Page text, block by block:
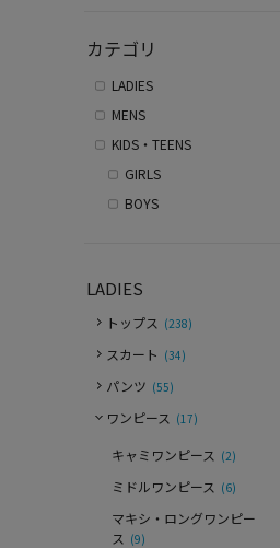
カテゴリ
LADIES
MENS
KIDS・TEENS
GIRLS
BOYS
LADIES
トップス (238)
スカート (34)
パンツ (55)
ワンピース (17)
キャミワンピース (2)
ミドルワンピース (6)
マキシ・ロングワンピー
ス (9)